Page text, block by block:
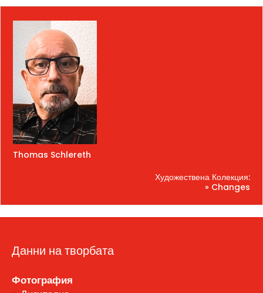
Thomas Schlereth
Художествена Колекция:
» Changes
Данни на творбата
Фотография